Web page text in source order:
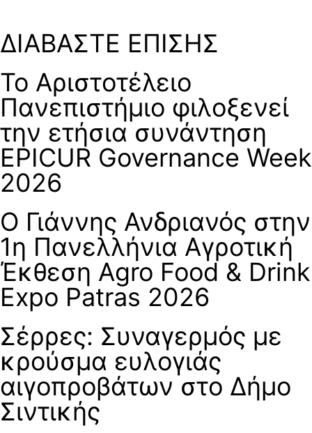
ΔΙΑΒΑΣΤΕ ΕΠΙΣΗΣ
Το Αριστοτέλειο
Πανεπιστήμιο φιλοξενεί
την ετήσια συνάντηση
EPICUR Governance Week
2026
Ο Γιάννης Ανδριανός στην
1η Πανελλήνια Αγροτική
Έκθεση Agro Food & Drink
Expo Patras 2026
Σέρρες: Συναγερμός με
κρούσμα ευλογιάς
αιγοπροβάτων στο Δήμο
Σιντικής